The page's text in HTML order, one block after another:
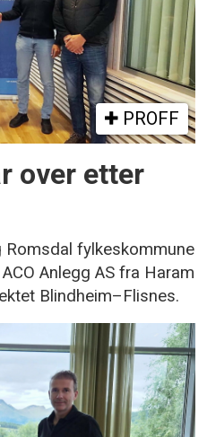
PROFF
over etter
Romsdal fylkeskommune
Anlegg AS fra Haram
Blindheim–Flisnes.